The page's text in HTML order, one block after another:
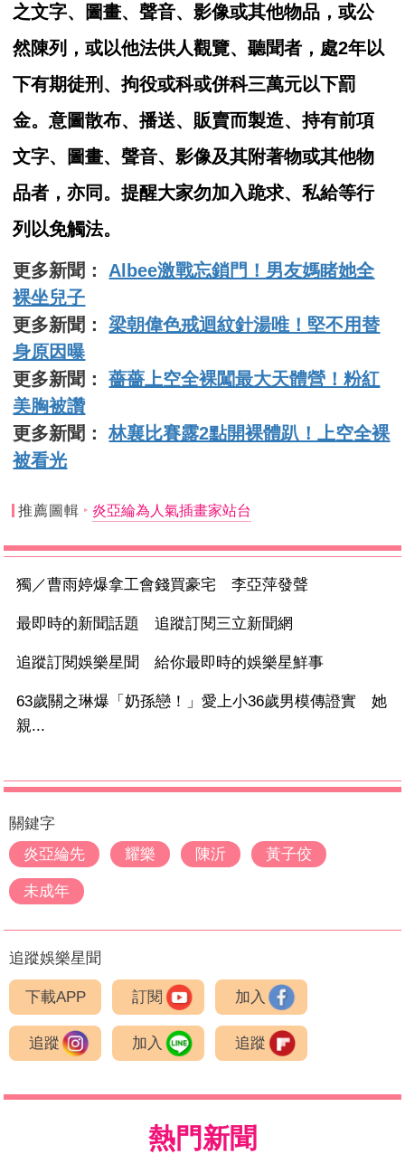
之文字、圖畫、聲音、影像或其他物品，或公
然陳列，或以他法供人觀覽、聽聞者，處2年以
下有期徒刑、拘役或科或併科三萬元以下罰
金。意圖散布、播送、販賣而製造、持有前項
文字、圖畫、聲音、影像及其附著物或其他物
品者，亦同。提醒大家勿加入跪求、私給等行
列以免觸法。
更多新聞： Albee激戰忘鎖門！男友媽睹她全
裸坐兒子
更多新聞：梁朝偉色戒迴紋針湯唯！堅不用替
身原因曝
更多新聞：薔薔上空全裸闖最大天體營！粉紅
美胸被讚
更多新聞：林襄比賽露2點開裸體趴！上空全裸
被看光
推薦圖輯 炎亞綸為人氣插畫家站台
獨／曹雨婷爆拿工會錢買豪宅 李亞萍發聲
最即時的新聞話題 追蹤訂閱三立新聞網
追蹤訂閱娛樂星聞 給你最即時的娛樂星鮮事
63歲關之琳爆「奶孫戀！」愛上小36歲男模傳證實 她
親...
關鍵字
炎亞綸先
耀樂 陳沂 黃子佼
未成年
追蹤娛樂星聞
下載APP 訂閱 加入
追蹤 加入 追蹤
熱門新聞